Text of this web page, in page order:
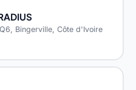
Bingerville, Côte d'Ivoire